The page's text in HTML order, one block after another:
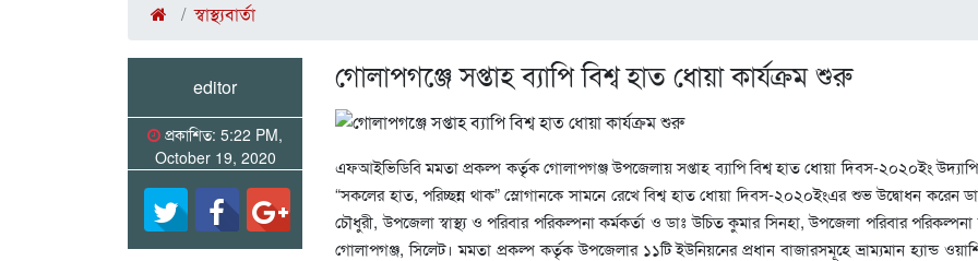
স্বাস্থ্যবার্তা
editor
প্রকাশিত: 5:22 PM,
October 19, 2020
গোলাপগঞ্জে সপ্তাহ ব্যাপি বিশ্ব হাত ধোয়া কার্যক্রম শুরু
এফআইভিডিবি মমতা প্রকল্প কর্তৃক গোলাপগঞ্জ উপজেলায় সপ্তাহ ব্যাপি বিশ্ব হাত ধোয়া দিবস-২০২০ইং
“সকলের হাত, পরিচ্ছন্ন থাক” স্লোগানকে সামনে রেখে বিশ্ব হাত ধোয়া দিবস-২০২০ইংএর শুভ উদ্বোধন করেন
চৌধুরী, উপজেলা স্বাস্থ্য ও পরিবার পরিকল্পনা কর্মকর্তা ও ডাঃ উচিত কুমার সিনহা, উপজেলা পরিবার পরিকল্পনা
গোলাপগঞ্জ, সিলেট। মমতা প্রকল্প কর্তৃক উপজেলার ১১টি ইউনিয়নের প্রধান বাজারসমূহে ভ্রাম্যমান হ্যান্ড